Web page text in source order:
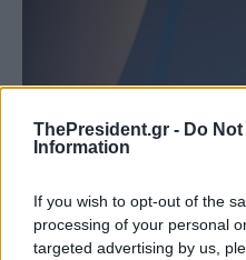
ThePresident.gr - Do
Information
If you wish to opt-out of the
processing of your personal
targeted advertising by us,